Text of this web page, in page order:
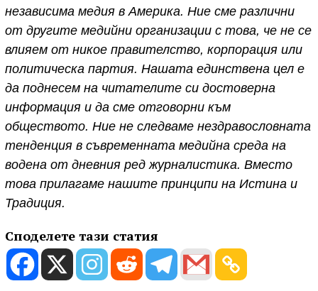
независима медия в Америка. Ние сме различни
от другите медийни организации с това, че не се
влияем от никое правителство, корпорация или
политическа партия. Нашата единствена цел е
да поднесем на читателите си достоверна
информация и да сме отговорни към
обществото. Ние не следваме нездравословната
тенденция в съвременната медийна среда на
водена от дневния ред журналистика. Вместо
това прилагаме нашите принципи на Истина и
Традиция.
Споделете тази статия